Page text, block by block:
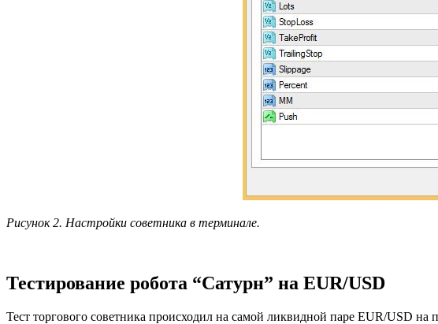
Рисунок 2. Настройки советника в терминале.
Тестирование робота “Сатурн” на EUR/USD
Тест торгового советника происходил на самой ликвидной паре EUR/USD